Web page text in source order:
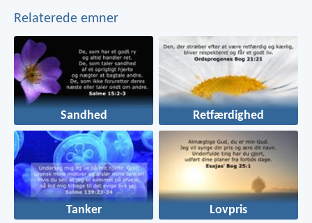
Relaterede emner
Sandhed Retfærdighed
Tanker Lovpris